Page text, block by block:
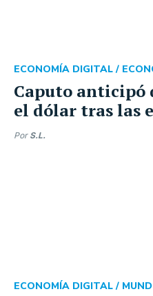
Caputo anticipó
el dólar tras las
ECONOMÍA DIGITAL /
Por S.L.
ECONOMÍA DIGITAL /